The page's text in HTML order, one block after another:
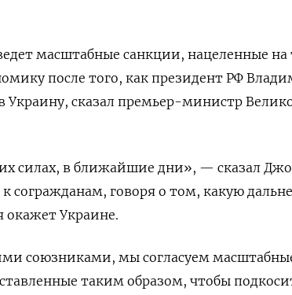
масштабные санкции, нацеленные на
после того, как президент РФ
Украину, сказал премьер-министр
силах, в ближайшие дни», — сказал
согражданам, говоря о том, какую
окажет Украине.
союзниками, мы согласуем
таким образом, чтобы